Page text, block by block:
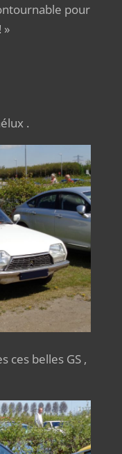
pour
»
.
ces belles GS ,